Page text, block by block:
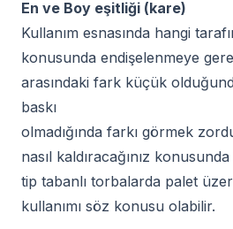
En ve Boy eşitliği (kare)
Kullanım esnasında hangi
konusunda endişelenmeye
arasındaki fark küçük
baskı
olmadığında farkı görmek
nasıl kaldıracağınız
tip tabanlı torbalarda palet
kullanımı söz konusu olabilir.